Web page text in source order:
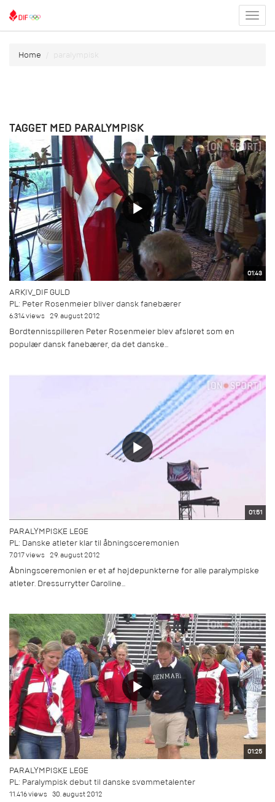
menu
Home paralympisk
TAGGET MED PARALYMPISK
01:43
ARKIV_DIF GULD
PL: Peter Rosenmeier bliver dansk fanebærer
6.314 views 29. august 2012
Bordtennisspilleren Peter Rosenmeier blev afsløret som en
populær dansk fanebærer, da det danske...
01:51
PARALYMPISKE LEGE
PL: Danske atleter klar til åbningsceremonien
7.017 views 29. august 2012
Åbningsceremonien er et af højdepunkterne for alle paralympiske
atleter. Dressurrytter Caroline...
01:25
PARALYMPISKE LEGE
PL: Paralympisk debut til danske svømmetalenter
11.416 views 30. august 2012